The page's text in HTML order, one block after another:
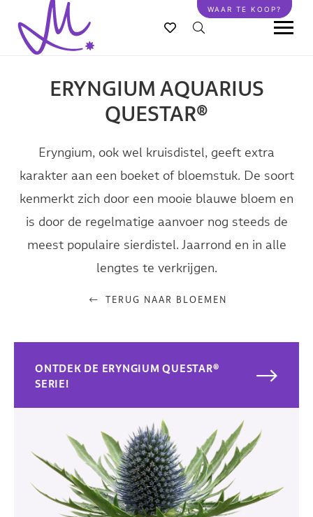
Overslaan
naar
WAAR TE KOOP?
ERYNGIUM AQUARIUS
QUESTAR®
Eryngium, ook wel kruisdistel, geeft extra
karakter aan een boeket of bloemstuk. De soort
kenmerkt zich door een mooie blauwe bloem en
is door de regelmatige aanvoer nog steeds de
meest populaire sierdistel. Jaarrond en in alle
lengtes te verkrijgen.
TERUG NAAR BLOEMEN
ONTDEK DE ERYNGIUM QUESTAR®
SERIE!